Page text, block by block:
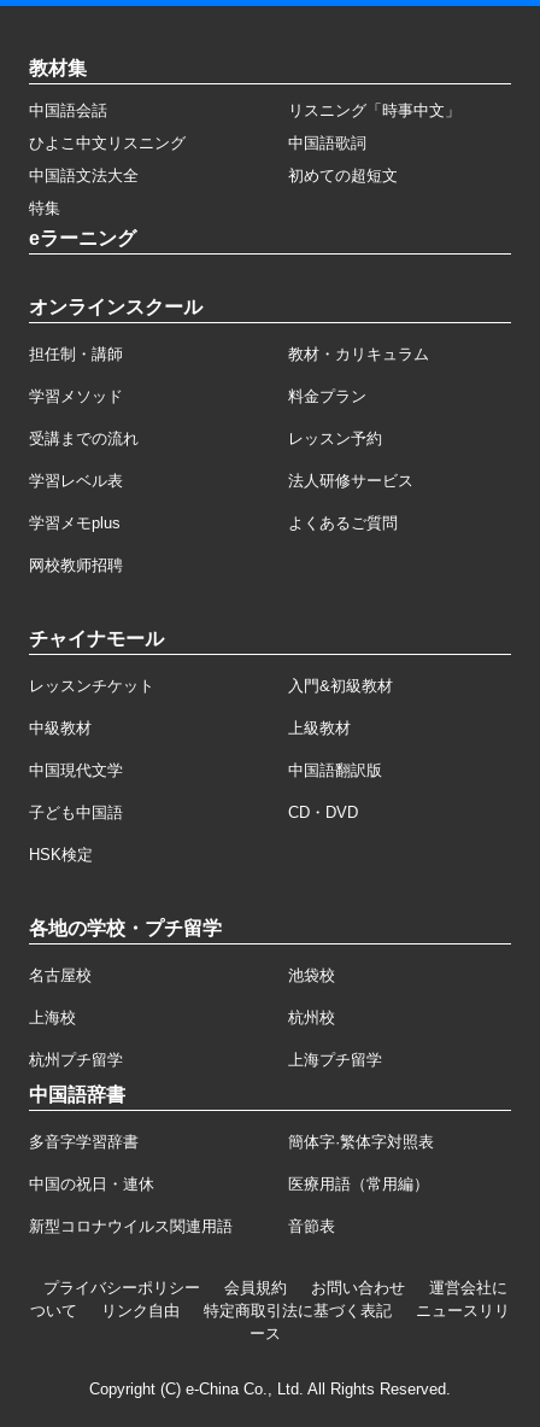
教材集
中国語会話
リスニング「時事中文」
ひよこ中文リスニング
中国語歌詞
中国語文法大全
初めての超短文
特集
eラーニング
オンラインスクール
担任制・講師 教材・カリキュラム
学習メソッド 料金プラン
受講までの流れ レッスン予約
学習レベル表 法人研修サービス
学習メモplus よくあるご質問
网校教师招聘
チャイナモール
レッスンチケット 入門&初級教材
中級教材 上級教材
中国現代文学 中国語翻訳版
子ども中国語 CD・DVD
HSK検定
各地の学校・プチ留学
名古屋校 池袋校
上海校 杭州校
杭州プチ留学 上海プチ留学
中国語辞書
多音字学習辞書 簡体字·繁体字対照表
中国の祝日・連休 医療用語（常用編）
新型コロナウイルス関連用語 音節表
プライバシーポリシー 会員規約 お問い合わせ
運営会社に
ついて
リンク自由 特定商取引法に基づく表記
ニュースリリ
ース
Copyright (C) e-China Co., Ltd. All Rights Reserved.